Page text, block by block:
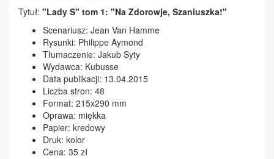
Tytuł: "Lady S" tom 1: "Na Zdorowje, Szaniuszka!"
Scenariusz: Jean Van Hamme
Rysunki: Philippe Aymond
Tłumaczenie: Jakub Syty
Wydawca: Kubusse
Data publikacji: 13.04.2015
Liczba stron: 48
Format: 215x290 mm
Oprawa: miękka
Papier: kredowy
Druk: kolor
Cena: 35 zł